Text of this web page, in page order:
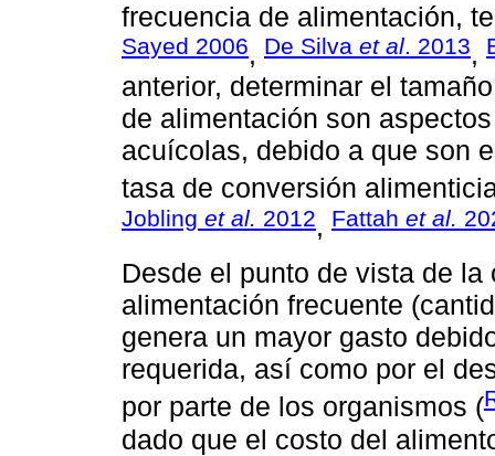
frecuencia de alimentación,
Sayed 2006, De Silva et al. 2013,
anterior, determinar el
de alimentación son
acuícolas, debido a que son
tasa de conversión
Jobling et al. 2012, Fattah et al.
Desde el punto de vista de
alimentación frecuente
genera un mayor gasto
requerida, así como por el
por parte de los organismos (
dado que el costo del